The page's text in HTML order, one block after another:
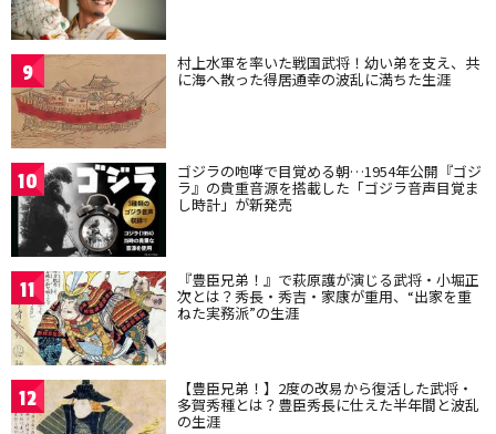
9 村上水軍を率いた戦国武将！幼い弟を支え、共
に海へ散った得居通幸の波乱に満ちた生涯
10 ゴジラの咆哮で目覚める朝…1954年公開『ゴジ
ラ』の貴重音源を搭載した「ゴジラ音声目覚ま
し時計」が新発売
11 『豊臣兄弟！』で萩原護が演じる武将・小堀正
次とは？秀長・秀吉・家康が重用、“出家を重
ねた実務派”の生涯
12 【豊臣兄弟！】2度の改易から復活した武将・
多賀秀種とは？豊臣秀長に仕えた半年間と波乱
の生涯